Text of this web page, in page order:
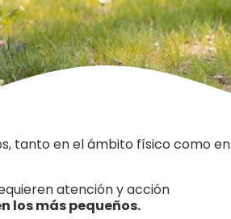
tanto en el ámbito físico como en
atención y acción
los más pequeños.